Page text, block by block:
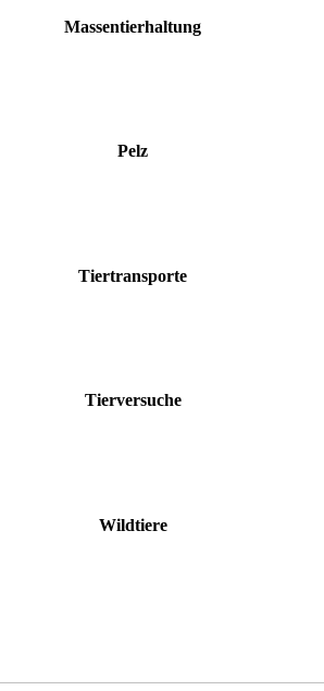
Massentierhaltung
Pelz
Tiertransporte
Tierversuche
Wildtiere